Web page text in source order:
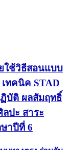
ใช้วิธีสอนแบบ
ทคนิค STAD
บัติ ผลสัมฤทธิ์
ปะ สาระ
าปีที่ 6